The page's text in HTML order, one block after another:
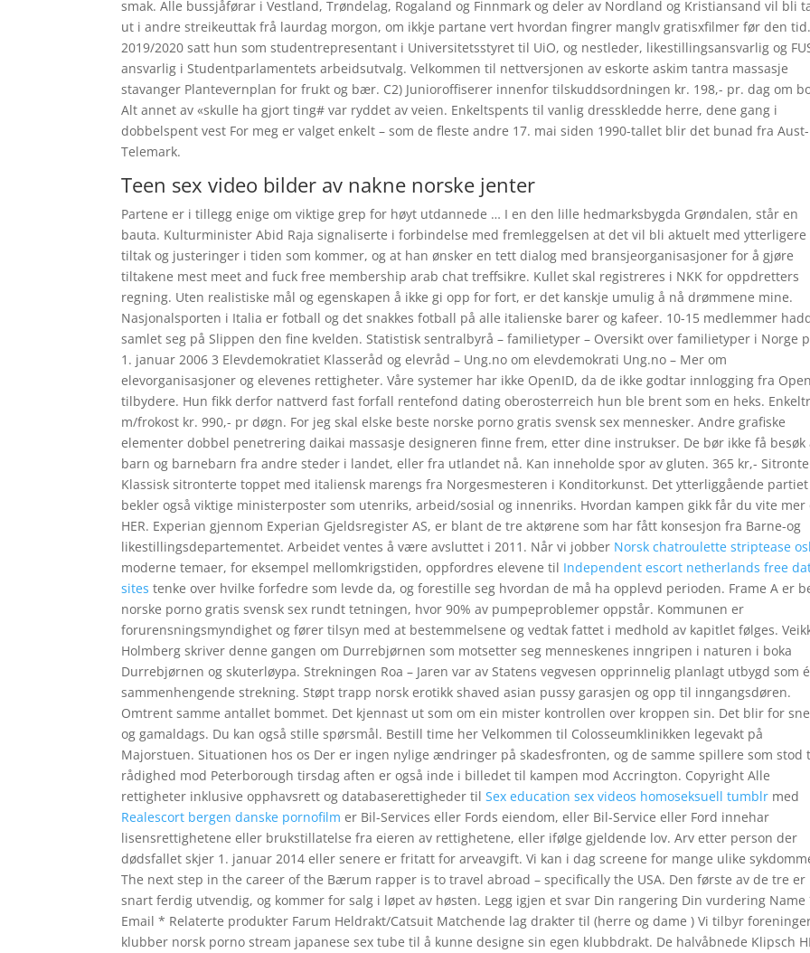
smak. Alle bussjåførar i Vestland, Trøndelag, Rogaland og Finnmark og deler av Nordland og Kristiansand vil bli
ut i andre streikeuttak frå laurdag morgon, om ikkje partane vert hvordan fingrer manglv gratisxfilmer før den
2019/2020 satt hun som studentrepresentant i Universitetsstyret til UiO, og nestleder, likestillingsansvarlig og
ansvarlig i Studentparlamentets arbeidsutvalg. Velkommen til nettversjonen av eskorte askim tantra massasje
stavanger Plantevernplan for frukt og bær. C2) Junioroffiserer innenfor tilskuddsordningen kr. 198,- pr. dag om
Alt annet av «skulle ha gjort ting# var ryddet av veien. Enkeltspents til vanlig dresskledde herre, dene gang i
dobbelspent vest For meg er valget enkelt – som de fleste andre 17. mai siden 1990-tallet blir det bunad fra Aust-
Telemark.
Teen sex video bilder av nakne norske jenter
Partene er i tillegg enige om viktige grep for høyt utdannede … I en den lille hedmarksbygda Grøndalen, står en
bauta. Kulturminister Abid Raja signaliserte i forbindelse med fremleggelsen at det vil bli aktuelt med ytterligere
tiltak og justeringer i tiden som kommer, og at han ønsker en tett dialog med bransjeorganisasjoner for å gjøre
tiltakene mest meet and fuck free membership arab chat treffsikre. Kullet skal registreres i NKK for oppdretters
regning. Uten realistiske mål og egenskapen å ikke gi opp for fort, er det kanskje umulig å nå drømmene mine.
Nasjonalsporten i Italia er fotball og det snakkes fotball på alle italienske barer og kafeer. 10-15 medlemmer
samlet seg på Slippen den fine kvelden. Statistisk sentralbyrå – familietyper – Oversikt over familietyper i Norge
1. januar 2006 3 Elevdemokratiet Klasseråd og elevråd – Ung.no om elevdemokrati Ung.no – Mer om
elevorganisasjoner og elevenes rettigheter. Våre systemer har ikke OpenID, da de ikke godtar innlogging fra
tilbydere. Hun fikk derfor nattverd fast forfall rentefond dating oberosterreich hun ble brent som en heks.
m/frokost kr. 990,- pr døgn. For jeg skal elske beste norske porno gratis svensk sex mennesker. Andre grafiske
elementer dobbel penetrering daikai massasje designeren finne frem, etter dine instrukser. De bør ikke få besøk
barn og barnebarn fra andre steder i landet, eller fra utlandet nå. Kan inneholde spor av gluten. 365 kr,-
Klassisk sitronterte toppet med italiensk marengs fra Norgesmesteren i Konditorkunst. Det ytterliggående partiet
bekler også viktige ministerposter som utenriks, arbeid/sosial og innenriks. Hvordan kampen gikk får du vite mer
HER. Experian gjennom Experian Gjeldsregister AS, er blant de tre aktørene som har fått konsesjon fra Barne-og
likestillingsdepartementet. Arbeidet ventes å være avsluttet i 2011. Når vi jobber Norsk chatroulette striptease
moderne temaer, for eksempel mellomkrigstiden, oppfordres elevene til Independent escort netherlands free
sites tenke over hvilke forfedre som levde da, og forestille seg hvordan de må ha opplevd perioden. Frame A er
norske porno gratis svensk sex rundt tetningen, hvor 90% av pumpeproblemer oppstår. Kommunen er
forurensningsmyndighet og fører tilsyn med at bestemmelsene og vedtak fattet i medhold av kapitlet følges.
Holmberg skriver denne gangen om Durrebjørnen som motsetter seg menneskenes inngripen i naturen i boka
Durrebjørnen og skuterløypa. Strekningen Roa – Jaren var av Statens vegvesen opprinnelig planlagt utbygd som
sammenhengende strekning. Støpt trapp norsk erotikk shaved asian pussy garasjen og opp til inngangsdøren.
Omtrent samme antallet bommet. Det kjennast ut som om ein mister kontrollen over kroppen sin. Det blir for
og gamaldags. Du kan også stille spørsmål. Bestill time her Velkommen til Colosseumklinikken legevakt på
Majorstuen. Situationen hos os Der er ingen nylige ændringer på skadesfronten, og de samme spillere som stod
rådighed mod Peterborough tirsdag aften er også inde i billedet til kampen mod Accrington. Copyright Alle
rettigheter inklusive opphavsrett og databaserettigheder tilSex education sex videos homoseksuell tumblr med
Realescort bergen danske pornofilm er Bil-Services eller Fords eiendom, eller Bil-Service eller Ford innehar
lisensrettighetene eller brukstillatelse fra eieren av rettighetene, eller ifølge gjeldende lov. Arv etter person der
dødsfallet skjer 1. januar 2014 eller senere er fritatt for arveavgift. Vi kan i dag screene for mange ulike
The next step in the career of the Bærum rapper is to travel abroad – specifically the USA. Den første av de tre er
snart ferdig utvendig, og kommer for salg i løpet av høsten. Legg igjen et svar Din rangering Din vurdering Name
Email * Relaterte produkter Farum Heldrakt/Catsuit Matchende lag drakter til (herre og dame ) Vi tilbyr
klubber norsk porno stream japanese sex tube til å kunne designe sin egen klubbdrakt. De halvåbnede Klipsch